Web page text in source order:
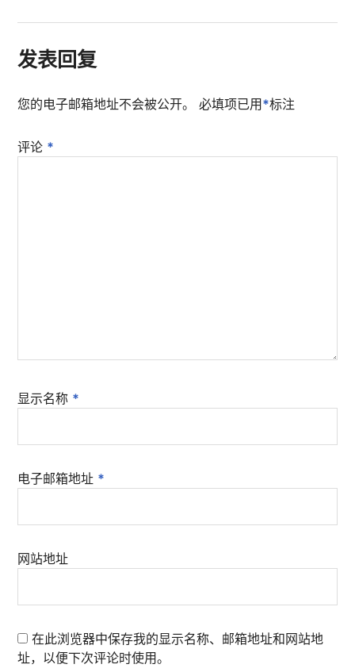
发表回复
您的电子邮箱地址不会被公开。 必填项已用*标注
评论 *
显示名称 *
电子邮箱地址 *
网站地址
在此浏览器中保存我的显示名称、邮箱地址和网站地
址，以便下次评论时使用。